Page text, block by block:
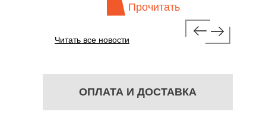
Прочитать
Читать все новости
ОПЛАТА И ДОСТАВКА